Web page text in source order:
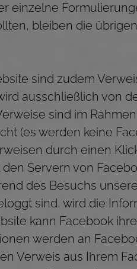
einzelne
bleiben die
sind zudem
ausschließlich von
sind im
(es werden keine
durch einen
Servern von
des Besuchs
sind, wird die
kann Facebook
werden an
Verweis aus Ihrem